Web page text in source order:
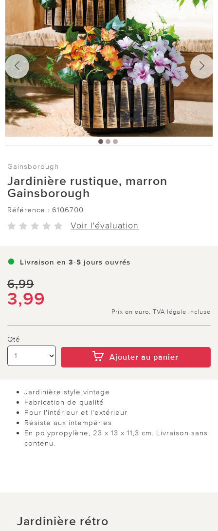
Gainsborough
Jardinière rustique, marron
Gainsborough
Référence : 6106700
Voir l'évaluation
Livraison en 3-5 jours ouvrés
6,99
3,99
Prix en euro, TVA légale incluse
Qté
Ajouter au panier
Jardinière style vintage
Fabrication de qualité
Pour l'intérieur et l'extérieur
Résiste aux intempéries
En polypropylène, 23 x 13 x 11,3 cm. Livraison sans
contenu.
Jardinière rétro